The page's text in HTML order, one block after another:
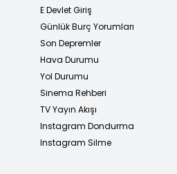
E Devlet Giriş
Günlük Burç Yorumları
Son Depremler
Hava Durumu
Yol Durumu
Sinema Rehberi
TV Yayın Akışı
Instagram Dondurma
Instagram Silme